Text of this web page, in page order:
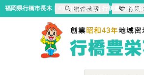
福岡県行橋市長木｜420万円の土地｜行橋豊栄不動産
物件検索 お気